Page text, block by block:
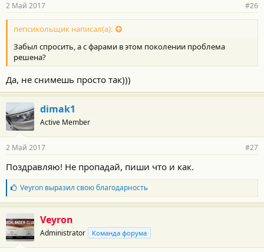
н
о
с
и
:
2 Май 2017 #26
пепсикольщик написал(а):
Забыл спросить, а с фарами в этом поколении проблема
решена?
Да, не снимешь просто так)))
dimak1
Active Member
2 Май 2017 #27
Поздравляю! Не пропадай, пиши что и как.
Б
л
а
о
д
а
Veyronвыразил свою благодарность
Veyron
Administrator Команда форума